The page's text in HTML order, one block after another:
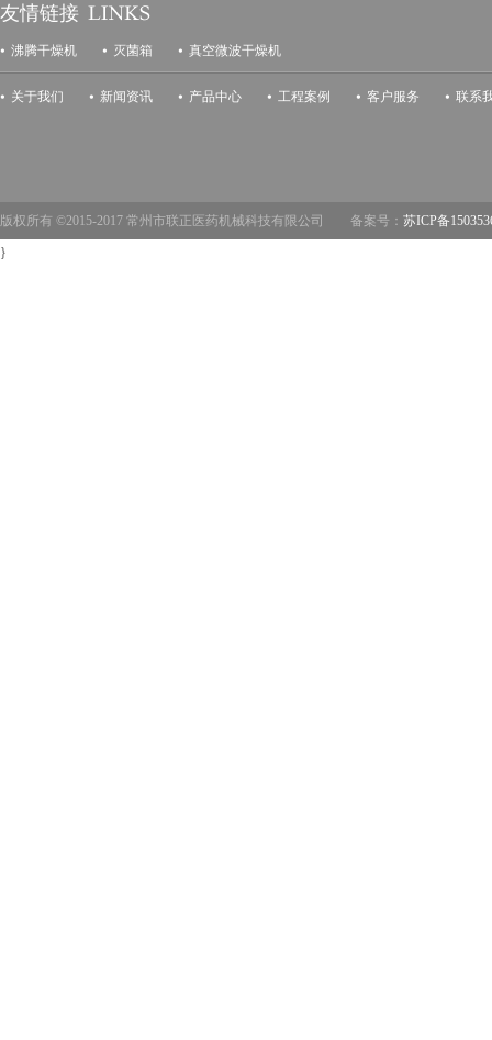
友情链接
沸腾干燥机 灭菌箱 真空微波干燥机
关于我们 新闻资讯 产品中心 工程案例 客户服务 联系
版权所有 ©2015-2017 常州市联正医药机械科技有限公司 备案号： 苏ICP备
}